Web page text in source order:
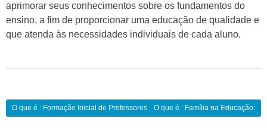
aprimorar seus conhecimentos sobre os fundamentos do
ensino, a fim de proporcionar uma educação de qualidade e
que atenda às necessidades individuais de cada aluno.
Navegação
O que é : Formação Inicial de Professores: O que é : Família na Educação: